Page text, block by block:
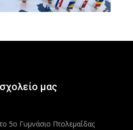
μας
5ο Γυμνάσιο Πτολεμαΐδας